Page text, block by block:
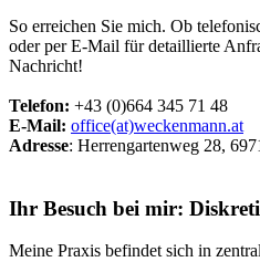
So erreichen Sie mich. Ob
oder per E-Mail für detaillierte
Nachricht!
Telefon: +43 (0)664 345 71 48
E-Mail: office(at)weckenmann.at
Adresse: Herrengartenweg 28,
Ihr Besuch bei mir:
Meine Praxis befindet sich in